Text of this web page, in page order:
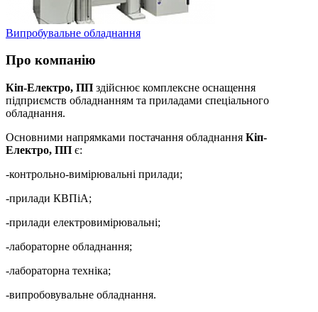
Випробувальне обладнання
Про компанію
Кіп-Електро, ПП здійснює комплексне оснащення
підприємств обладнанням та приладами спеціального
обладнання.
Основними напрямками постачання обладнання Кіп-
Електро, ПП є:
-контрольно-вимірювальні прилади;
-прилади КВПіА;
-прилади електровимірювальні;
-лабораторне обладнання;
-лабораторна техніка;
-випробовувальне обладнання.